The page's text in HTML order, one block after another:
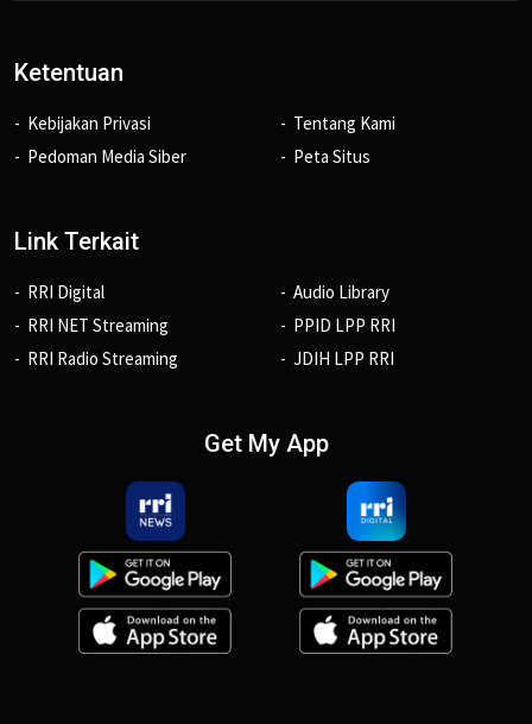
Ketentuan
Kebijakan Privasi
Pedoman Media Siber
Tentang Kami
Peta Situs
Link Terkait
RRI Digital
RRI NET Streaming
RRI Radio Streaming
Audio Library
PPID LPP RRI
JDIH LPP RRI
Get My App